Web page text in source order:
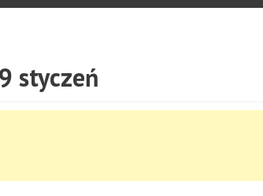
styczeń